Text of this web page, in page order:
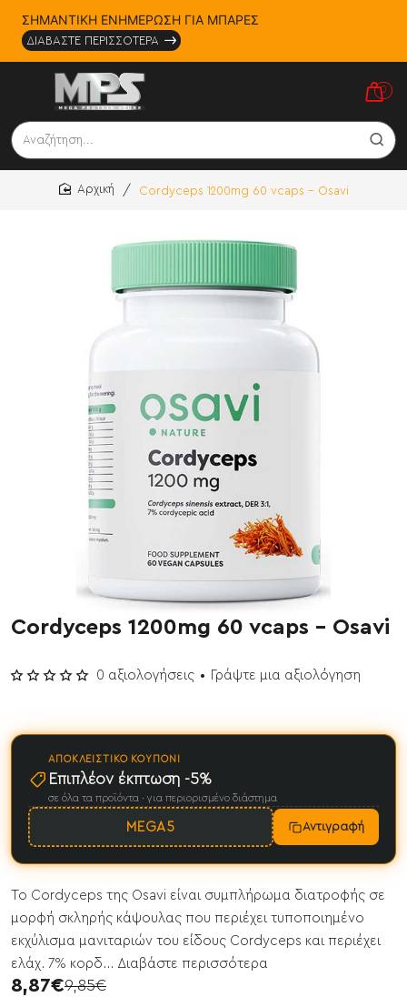
ΣΗΜΑΝΤΙΚΗ ΕΝΗΜΕΡΩΣΗ ΓΙΑ ΜΠΑΡΕΣ
ΔΙΑΒΑΣΤΕ ΠΕΡΙΣΣΟΤΕΡΑ
0
Αναζήτηση...
Cordyceps 1200mg 60 vcaps - Osavi
Έχει εξαντληθεί
Cordyceps 1200mg 60 vcaps - Osavi
0 αξιολογήσεις • Γράψτε μια αξιολόγηση
8,87€9,85€
ΑΠΟΚΛΕΙΣΤΙΚΌ ΚΟΥΠΌΝΙ
Επιπλέον έκπτωση -5%
σε όλα τα προϊόντα · για περιορισμένο διάστημα
MEGA5 Αντιγραφή
To Cordyceps της Osavi είναι συμπλήρωμα διατροφής σε
μορφή σκληρής κάψουλας που περιέχει τυποποιημένο
εκχύλισμα μανιταριών του είδους Cordyceps και περιέχει
ελάχ. 7% κορδ... Διαβάστε περισσότερα